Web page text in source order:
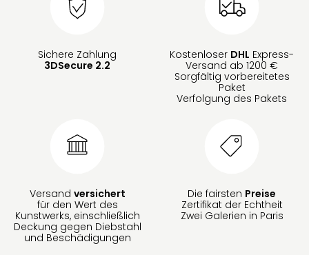
Sichere Zahlung
3DSecure 2.2
Kostenloser DHL Express-
Versand ab 1200 €
Sorgfältig vorbereitetes
Paket
Verfolgung des Pakets
Versand versichert
für den Wert des
Kunstwerks, einschließlich
Deckung gegen Diebstahl
und Beschädigungen
Die fairsten Preise
Zertifikat der Echtheit
Zwei Galerien in Paris